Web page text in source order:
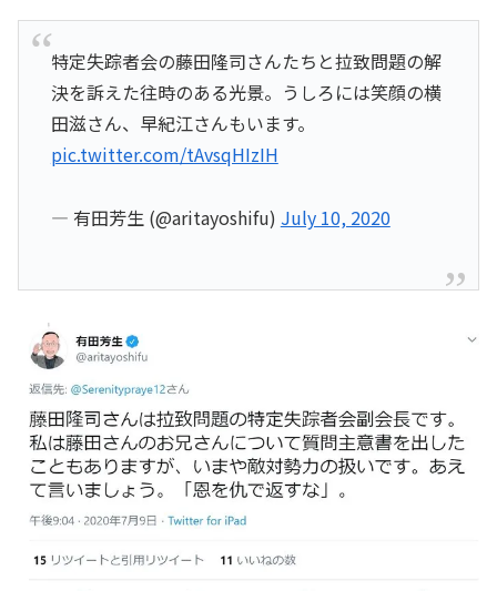
特定失踪者会の藤田隆司さんたちと拉致問題の解
決を訴えた往時のある光景。うしろには笑顔の横
田滋さん、早紀江さんもいます。
pic.twitter.com/tAvsqHIzIH
— 有田芳生 (@aritayoshifu) July 10, 2020